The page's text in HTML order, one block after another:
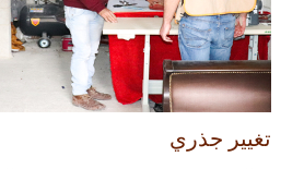
تغيير جذري